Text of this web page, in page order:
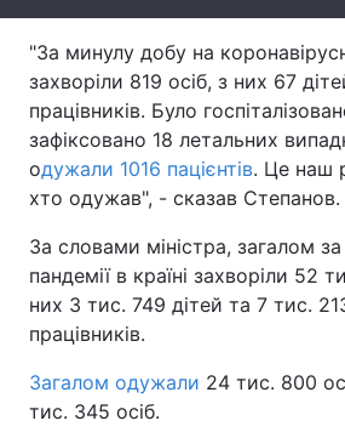
Тема оформлення
"За минулу добу на
захворіли 819 осіб, з них 67
працівників. Було
зафіксовано 18 летальних
одужали 1016 пацієнтів. Це наш
хто одужав", - сказав Степанов.
За словами міністра, загалом
пандемії в країні захворіли 52
них 3 тис. 749 дітей та 7 тис.
працівників.
Загалом одужали 24 тис. 800
тис. 345 осіб.